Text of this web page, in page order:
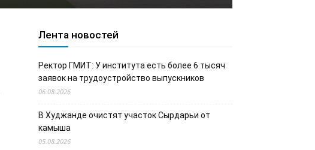
Лента новостей
Ректор ГМИТ: У института есть более 6 тысяч
заявок на трудоустройство выпускников
06.08.2026
В Худжанде очистят участок Сырдарьи от
камыша
05.08.2026